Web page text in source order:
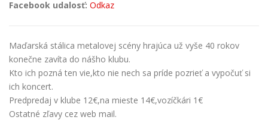
Facebook udalosť: Odkaz
Maďarská stálica metalovej scény hrajúca už vyše 40 rokov
konečne zavíta do nášho klubu.
Kto ich pozná ten vie,kto nie nech sa príde pozrieť a vypočuť si
ich koncert.
Predpredaj v klube 12€,na mieste 14€,vozíčkári 1€
Ostatné zľavy cez web mail.